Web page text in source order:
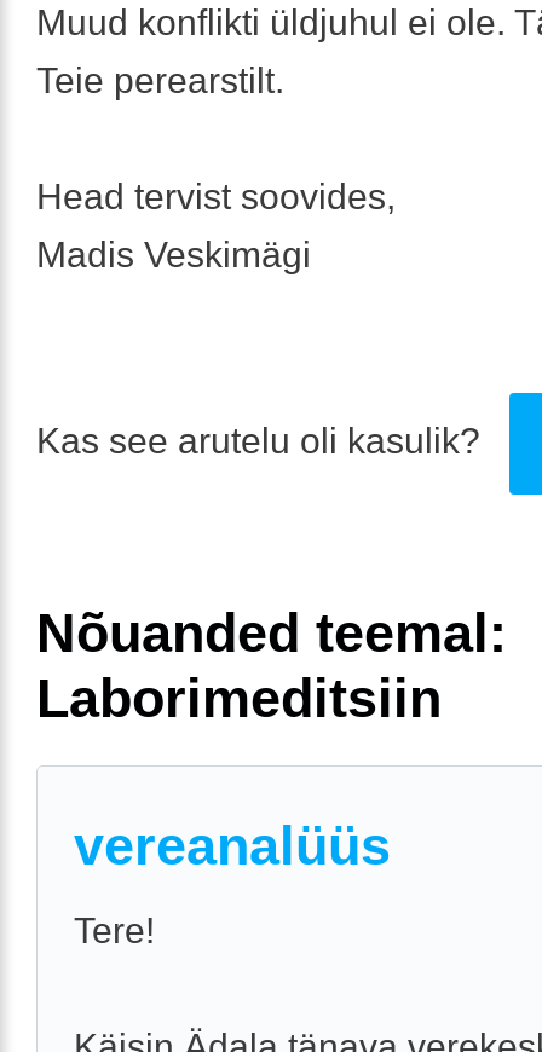
Muud konflikti üldjuhul ei ole.
Teie perearstilt.
Head tervist soovides,
Madis Veskimägi
Kas see arutelu oli kasulik?
Nõuanded teemal:
Laborimeditsiin
vereanalüüs
Tere!